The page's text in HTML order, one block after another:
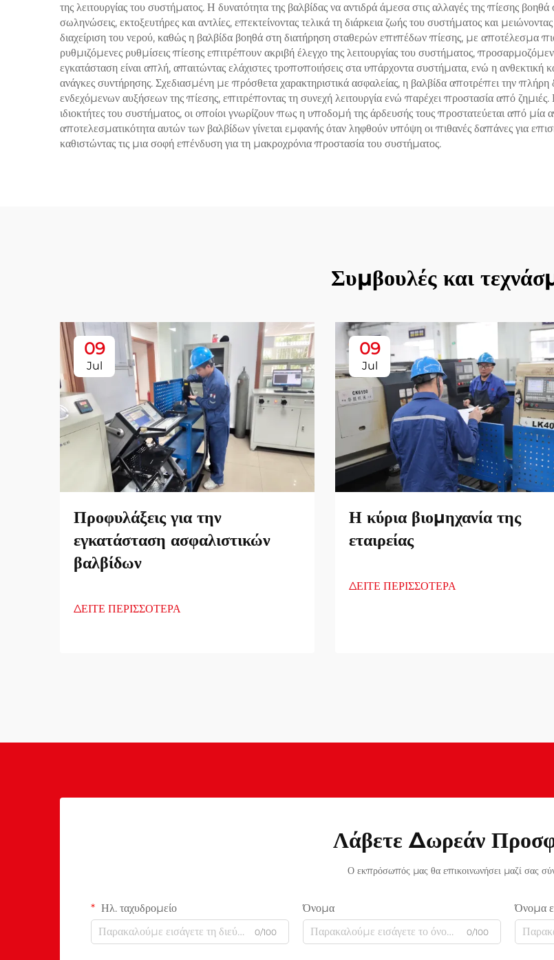
της λειτουργίας του συστήματος. Η δυνατότητα της βαλβίδας να αντιδρά άμεσα στις αλλαγές της πίεσης
σωληνώσεις, εκτοξευτήρες και αντλίες, επεκτείνοντας τελικά τη διάρκεια ζωής του συστήματος και
διαχείριση του νερού, καθώς η βαλβίδα βοηθά στη διατήρηση σταθερών επιπέδων πίεσης, με αποτέλεσμα
ρυθμιζόμενες ρυθμίσεις πίεσης επιτρέπουν ακριβή έλεγχο της λειτουργίας του συστήματος,
εγκατάσταση είναι απλή, απαιτώντας ελάχιστες τροποποιήσεις στα υπάρχοντα συστήματα, ενώ η ανθεκτική
ανάγκες συντήρησης. Σχεδιασμένη με πρόσθετα χαρακτηριστικά ασφαλείας, η βαλβίδα αποτρέπει την πλήρη
ενδεχόμενων αυξήσεων της πίεσης, επιτρέποντας τη συνεχή λειτουργία ενώ παρέχει προστασία από
ιδιοκτήτες του συστήματος, οι οποίοι γνωρίζουν πως η υποδομή της άρδευσής τους προστατεύεται από
αποτελεσματικότητα αυτών των βαλβίδων γίνεται εμφανής όταν ληφθούν υπόψη οι πιθανές δαπάνες για
καθιστώντας τις μια σοφή επένδυση για τη μακροχρόνια προστασία του συστήματος.
Συμβουλές και
09
Jul
Προφυλάξεις για την
εγκατάσταση ασφαλιστικών
βαλβίδων
ΔΕΙΤΕ ΠΕΡΙΣΣΟΤΕΡΑ
09
Jul
Η κύρια βιομηχανία της
εταιρείας
ΔΕΙΤΕ ΠΕΡΙΣΣΟΤΕΡΑ
Λάβετε Δωρεάν
Ο εκπρόσωπός μας θα επικοινωνήσει μαζί σας
Ηλ. ταχυδρομείο
0/100
Όνομα
0/100
Όνομα